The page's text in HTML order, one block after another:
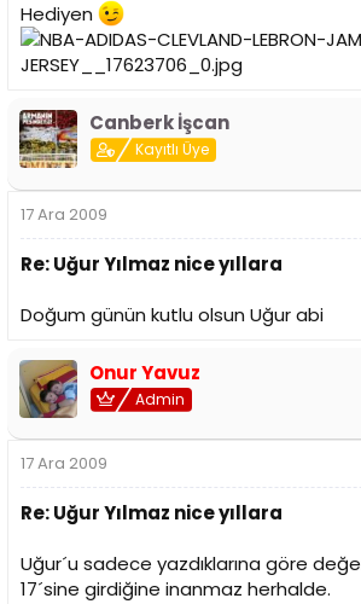
Hediyen
Canberk İşcan
Kayıtlı Üye
17 Ara 2009
Re: Uğur Yılmaz nice yıllara
Doğum günün kutlu olsun Uğur abi
Onur Yavuz
Admin
17 Ara 2009
Re: Uğur Yılmaz nice yıllara
Uğur´u sadece yazdıklarına göre
17´sine girdiğine inanmaz herhalde.